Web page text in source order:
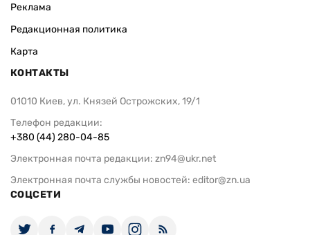
Реклама
Редакционная политика
Карта
КОНТАКТЫ
01010 Киев, ул. Князей Острожских, 19/1
Телефон редакции:
+380 (44) 280-04-85
Электронная почта редакции: zn94@ukr.net
Электронная почта службы новостей: editor@zn.ua
СОЦСЕТИ